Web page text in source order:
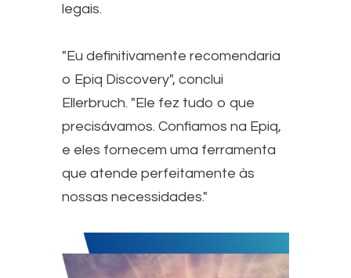
legais.
"Eu definitivamente recomendaria
o Epiq Discovery", conclui
Ellerbruch. "Ele fez tudo o que
precisávamos. Confiamos na Epiq,
e eles fornecem uma ferramenta
que atende perfeitamente às
nossas necessidades."